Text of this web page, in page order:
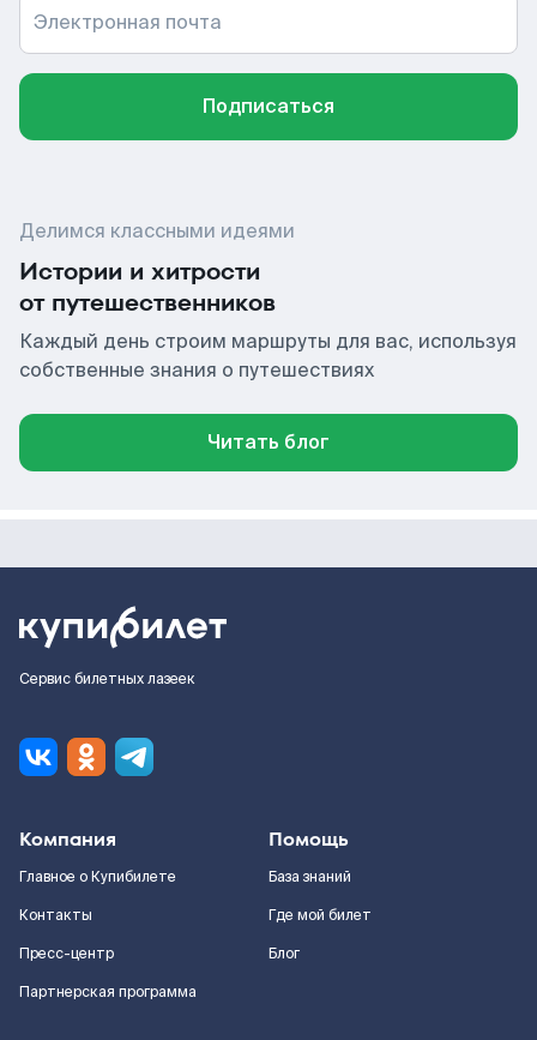
Электронная почта
Подписаться
Делимся классными идеями
Истории и хитрости
от путешественников
Каждый день строим маршруты для вас, используя
собственные знания о путешествиях
Читать блог
Сервис билетных лазеек
Компания
Главное о Купибилете
Контакты
Пресс-центр
Партнерская программа
Помощь
База знаний
Где мой билет
Блог